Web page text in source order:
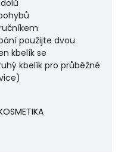
použijte dvou
kbelík se
kbelík pro průběžné